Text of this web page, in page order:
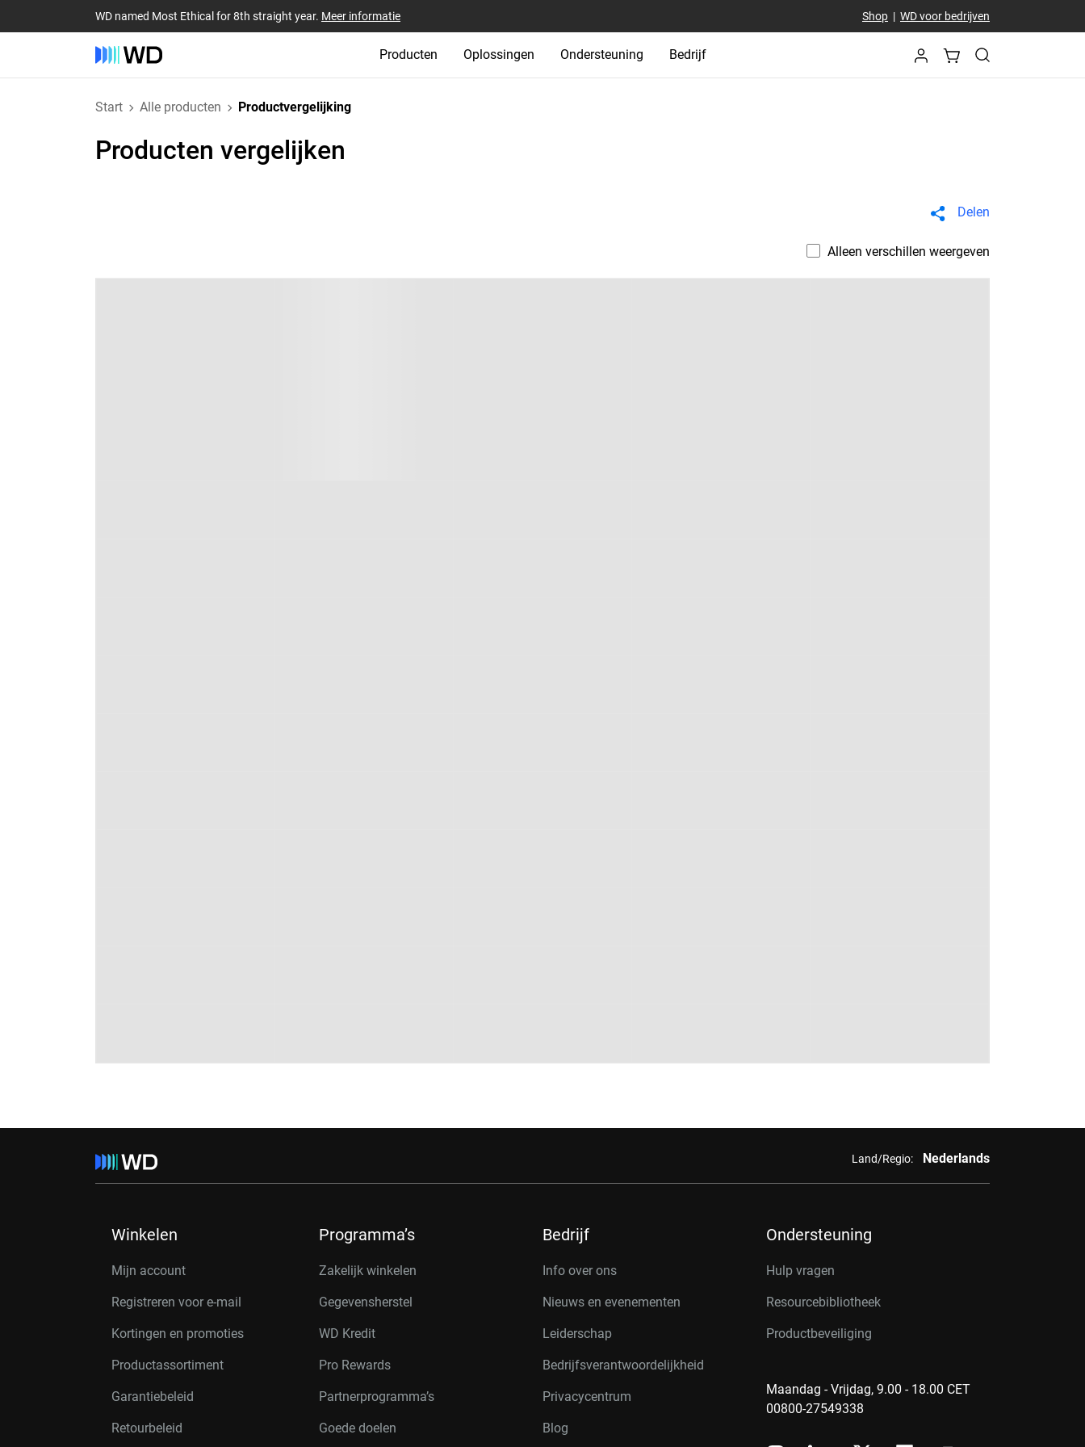
WD named Most Ethical for 8th straight year. Meer informatie Shop| WD voor bedrijven
Producten Oplossingen Ondersteuning Bedrijf
Start Alle producten Productvergelijking
Producten vergelijken
Delen
Alleen verschillen weergeven
Land/Regio: Nederlands
Winkelen
Mijn account
Registreren voor e-mail
Kortingen en promoties
Productassortiment
Garantiebeleid
Retourbeleid
Programma’s
Zakelijk winkelen
Gegevensherstel
WD Kredit
Pro Rewards
Partnerprogramma’s
Goede doelen
Bedrijf
Info over ons
Nieuws en evenementen
Leiderschap
Bedrijfsverantwoordelijkheid
Privacycentrum
Blog
Ondersteuning
Hulp vragen
Resourcebibliotheek
Productbeveiliging
Maandag - Vrijdag, 9.00 - 18.00 CET
00800-27549338